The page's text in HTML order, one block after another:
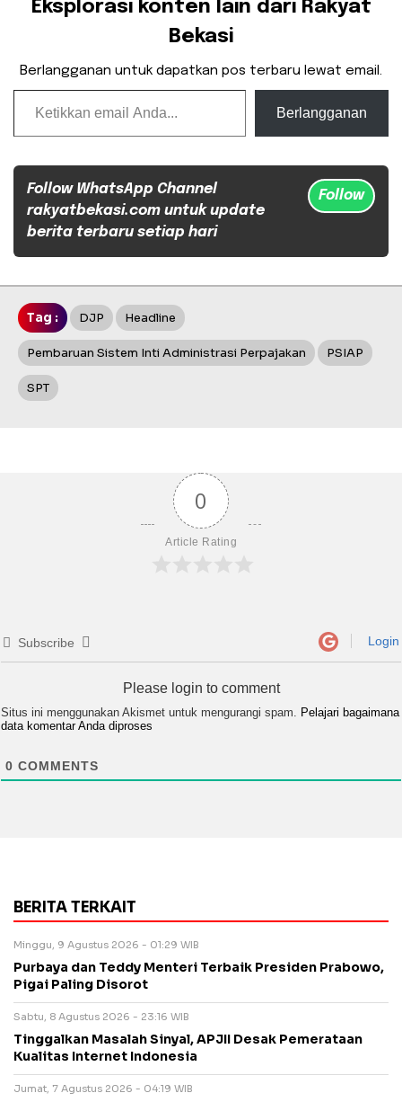
Eksplorasi konten lain dari Rakyat
Bekasi
Berlangganan untuk dapatkan pos terbaru lewat email.
Ketikkan email Anda...
Berlangganan
Follow WhatsApp Channel
rakyatbekasi.com untuk update
berita terbaru setiap hari
Follow
Tag : DJP Headline
Pembaruan Sistem Inti Administrasi Perpajakan PSIAP
SPT
0
Article Rating
Subscribe Login
Please login to comment
Situs ini menggunakan Akismet untuk mengurangi spam.
Pelajari bagaimana
data komentar Anda diproses
0 COMMENTS
BERITA TERKAIT
Minggu, 9 Agustus 2026 - 01:29 WIB
Purbaya dan Teddy Menteri Terbaik Presiden Prabowo,
Pigai Paling Disorot
Sabtu, 8 Agustus 2026 - 23:16 WIB
Tinggalkan Masalah Sinyal, APJII Desak Pemerataan
Kualitas Internet Indonesia
Jumat, 7 Agustus 2026 - 04:19 WIB